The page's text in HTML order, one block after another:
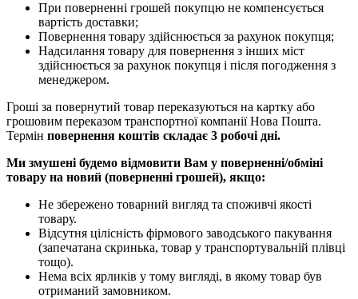
При поверненні грошей покупцю не компенсується
вартість доставки;
Повернення товару здійснюється за рахунок покупця;
Надсилання товару для повернення з інших міст
здійснюється за рахунок покупця і після погодження з
менеджером.
Гроші за повернутий товар переказуються на картку або
грошовим переказом транспортної компанії Нова Пошта.
Термін повернення коштів складає 3 робочі дні.
Ми змушені будемо відмовити Вам у поверненні/обміні
товару на новий (поверненні грошей), якщо:
Не збережено товарний вигляд та споживчі якості
товару.
Відсутня цілісність фірмового заводського пакування
(запечатана скринька, товар у транспортувальній плівці
тощо).
Нема всіх ярликів у тому вигляді, в якому товар був
отриманий замовником.